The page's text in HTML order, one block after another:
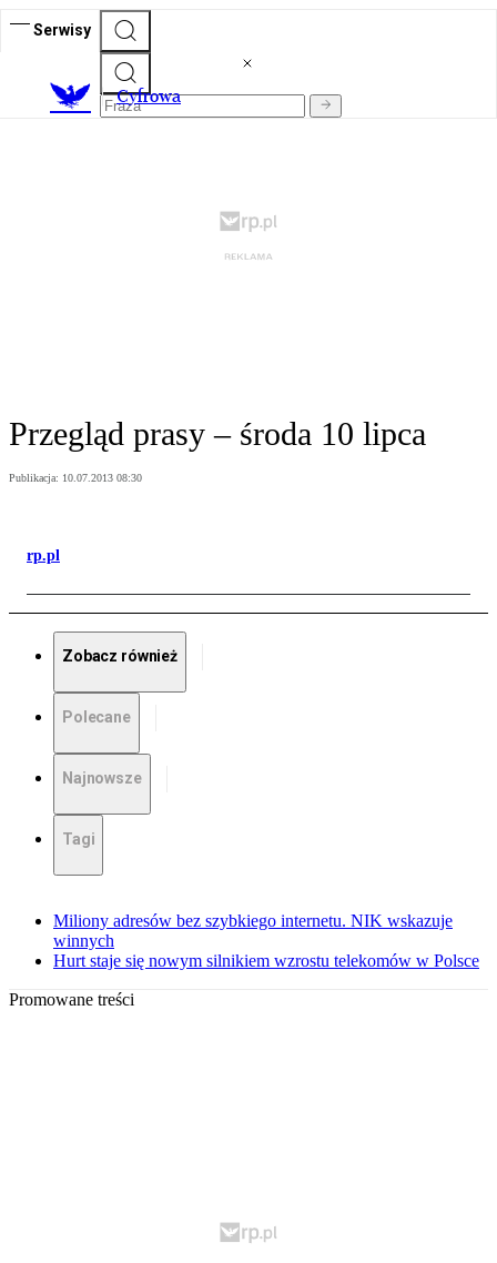
Serwisy
Cyfrowa
Przegląd prasy – środa 10 lipca
Publikacja: 10.07.2013 08:30
rp.pl
Zobacz również
Polecane
Najnowsze
Tagi
Miliony adresów bez szybkiego internetu. NIK wskazuje
winnych
Hurt staje się nowym silnikiem wzrostu telekomów w Polsce
Promowane treści